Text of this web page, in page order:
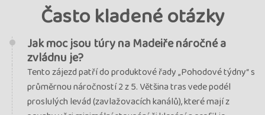
VYPRODÁNO, Garance odjezdu, průvodce: Romana
Chovancová
Kód termínu 26MPT02702
1 766 €
cena za 8 dní
termín
uzavřen
Často kladené otázky
Jak moc jsou túry na Madeiře náročné a
zvládnu je?
Tento zájezd patří do produktové řady „Pohodové týdny“ s
průměrnou náročností 2 z 5. Většina tras vede podél
proslulých levád (zavlažovacích kanálů), které mají z